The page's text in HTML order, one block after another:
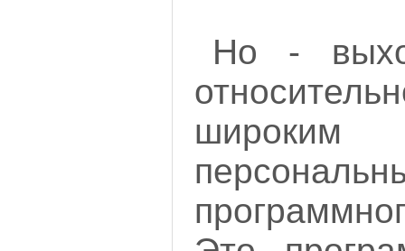
Но -